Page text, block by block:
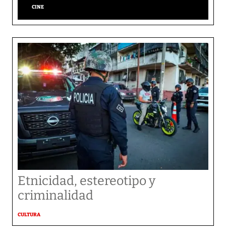
CINE
Etnicidad, estereotipo y
criminalidad
CULTURA